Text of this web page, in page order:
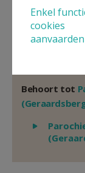
Niet gevonden
Behoort tot
Enkel
cookies
aanvaarden